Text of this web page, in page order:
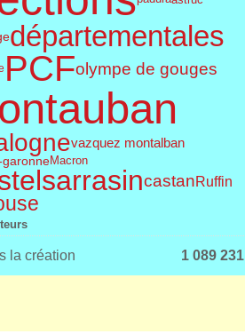
départementales
PCFolympe de gouges
vazquez montalban
Macron
castanRuffin
la création 1 089 231